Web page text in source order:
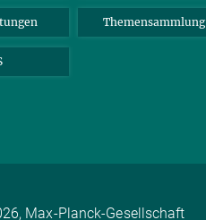
Themensammlung
Max-Planck-Gesellschaft